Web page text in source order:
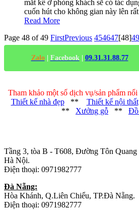
mắt kê ở phòng khách sẽ có tác
cuốn hút cho không gian này lên
Read More
Page 48 of 49 FirstPrevious 454647[48]49
Zalo| Facebook| 09.31.31.88.77
Tham khảo một số dịch vụ/sản phẩm
Thiết kế nhà đẹp** Thiết kế nội thất
** Xưởng gỗ ** Đồ
Tầng 3, tòa B - T608, Đường Tôn
Hà Nội.
Điện thoại: 0971982777
Đà Nẵng:
Hòa Khánh, Q.Liên Chiểu, TP.Đà Nẵng.
Điện thoại: 0971982777